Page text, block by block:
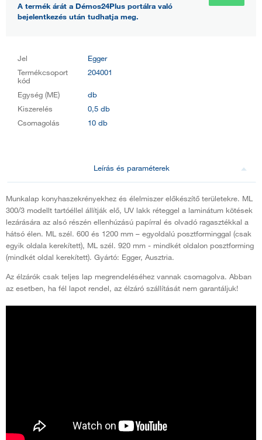
A termék árát a Démos24Plus portálra való
bejelentkezés után tudhatja meg.
Jel
Egger
Termékcsoport
kód
204001
Egység (ME)
db
Kiszerelés
0,5 db
Csomagolás
10 db
Leírás és paraméterek
Munkalap konyhaszekrényekhez és élelmiszer előkészítő területekre. ML
300/3 modellt tartóéllel állítják elő, UV lakk réteggel a laminátum kötések
lezárására az alsó részén ellenhúzású papírral és olvadó ragasztékkal a
hátsó élen. ML szél. 600 és 1200 mm – egyoldalú posztforminggal (csak
egyik oldala kerekített), ML szél. 920 mm - mindkét oldalon posztforming
(mindkét oldal kerekített). Gyártó: Egger, Ausztria.
Az élzárók csak teljes lap megrendeléséhez vannak csomagolva. Abban
az esetben, ha fél lapot rendel, az élzáró szállítását nem garantáljuk!